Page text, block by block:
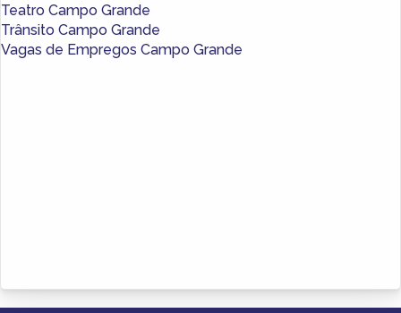
Teatro Campo Grande
Trânsito Campo Grande
Vagas de Empregos Campo Grande